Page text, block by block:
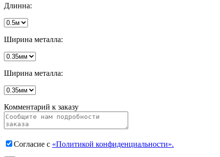
Длинна:
Ширина металла:
Ширина металла:
Комментарий к заказу
Согласие с «Политикой конфиденциальности».